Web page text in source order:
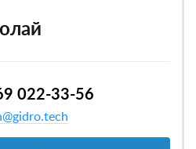
022-33-56